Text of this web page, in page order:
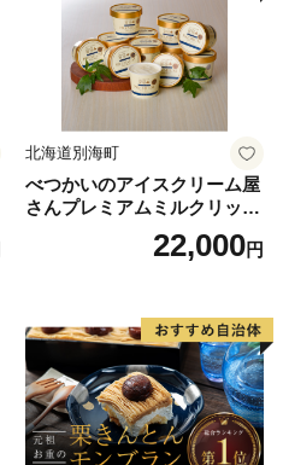
北海道別海町
べつかいのアイスクリーム屋
さんプレミアムミルクリッチ
12個（AP-01）（ 北海道アイ
ス 北海道産アイス アイス ア
道産アイス 道産アイスクリ
ーム ギフト 詰合せ 詰め合わ
せ ふるさと納税 ）
22,000円